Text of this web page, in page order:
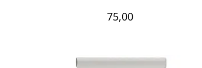
75,00